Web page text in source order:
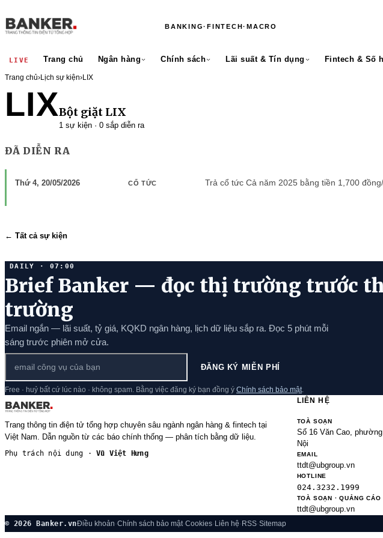
BANKING·FINTECH·MACRO
LIVE Trang chủ Ngân hàng Chính sách Lãi suất & Tín dụng Fintech & Số
Trang chủ›Lịch sự kiện›LIX
LIXBột giặt LIX
1 sự kiện · 0 sắp diễn ra
ĐÃ DIỄN RA
Thứ 4, 20/05/2026 CỔ TỨC Trả cổ tức Cả năm 2025 bằng tiền 1,700
← Tất cả sự kiện
DAILY · 07:00
Brief Banker — đọc thị trường trước
trường
Email ngắn — lãi suất, tỷ giá, KQKD ngân hàng, lịch dữ liệu sắp ra. Đọc 5 phút mỗi
sáng trước phiên mở cửa.
ĐĂNG KÝ MIỄN PHÍ
Free · huỷ bất cứ lúc nào · không spam. Bằng việc đăng ký bạn đồng ý Chính sách bảo mật
Trang thông tin điện tử tổng hợp chuyên sâu ngành ngân hàng & fintech tại
Việt Nam. Dẫn nguồn từ các báo chính thống — phân tích bằng dữ liệu.
Phụ trách nội dung ·Vũ Việt Hưng
LIÊN HỆ
TOÀ SOẠN
Số 16 Văn Cao,
Nội
EMAIL
ttdt@ubgroup.vn
HOTLINE
024.3232.1999
TOÀ SOẠN · QUẢNG CÁO
ttdt@ubgroup.vn
© 2026 Banker.vnĐiều khoản·Chính sách bảo mật·Cookies· Liên hệ· RSS·Sitemap